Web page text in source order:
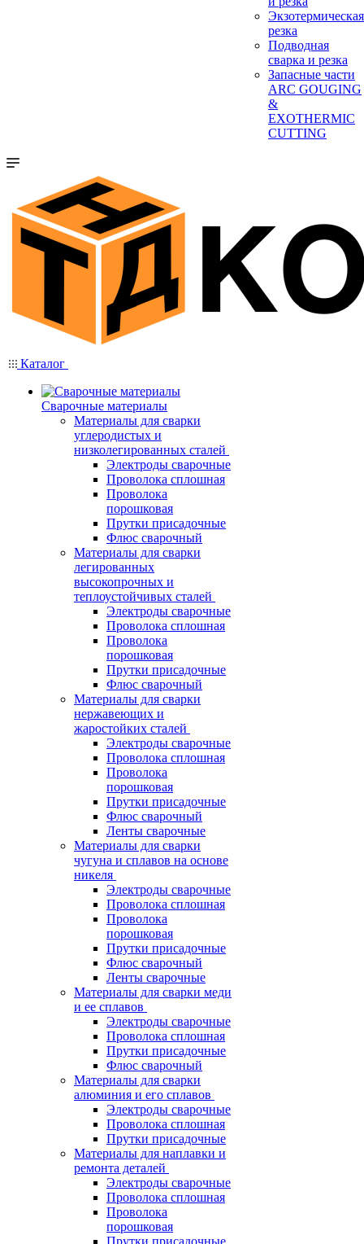
Экзотермическая
резка
Подводная
сварка и резка
Запасные части
ARC GOUGING
&
EXOTHERMIC
CUTTING
Каталог
Сварочные материалы
Материалы для сварки
углеродистых и
низколегированных сталей
Электроды сварочные
Проволока сплошная
Проволока
порошковая
Прутки присадочные
Флюс сварочный
Материалы для сварки
легированных
высокопрочных и
теплоустойчивых сталей
Электроды сварочные
Проволока сплошная
Проволока
порошковая
Прутки присадочные
Флюс сварочный
Материалы для сварки
нержавеющих и
жаростойких сталей
Электроды сварочные
Проволока сплошная
Проволока
порошковая
Прутки присадочные
Флюс сварочный
Ленты сварочные
Материалы для сварки
чугуна и сплавов на основе
никеля
Электроды сварочные
Проволока сплошная
Проволока
порошковая
Прутки присадочные
Флюс сварочный
Ленты сварочные
Материалы для сварки меди
и ее сплавов
Электроды сварочные
Проволока сплошная
Прутки присадочные
Флюс сварочный
Материалы для сварки
алюминия и его сплавов
Электроды сварочные
Проволока сплошная
Прутки присадочные
Материалы для наплавки и
ремонта деталей
Электроды сварочные
Проволока сплошная
Проволока
порошковая
Прутки присадочные